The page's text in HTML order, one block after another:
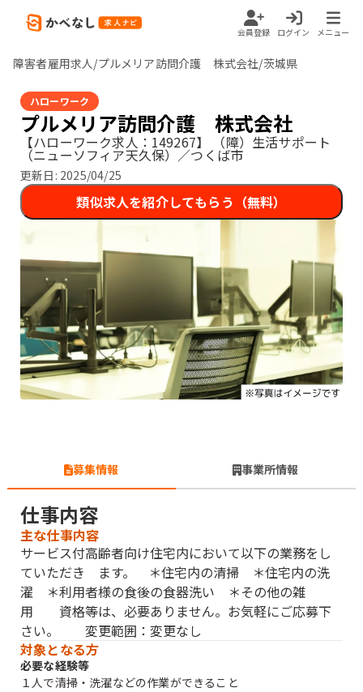
会員登録 ログイン メニュー
障害者雇用求人/プルメリア訪問介護 株式会社/茨城県
ハローワーク
プルメリア訪問介護 株式会社
【ハローワーク求人：149267】 （障）生活サポート
（ニューソフィア天久保）／つくば市
更新日: 2025/04/25
類似求人を紹介してもらう（無料）
募集情報 事業所情報
仕事内容
主な仕事内容
サービス付高齢者向け住宅内において以下の業務をし
ていただき ます。 ＊住宅内の清掃 ＊住宅内の洗
濯 ＊利用者様の食後の食器洗い ＊その他の雑
用 資格等は、必要ありません。お気軽にご応募下
さい。 変更範囲：変更なし
対象となる方
必要な経験等
１人で清掃・洗濯などの作業ができること